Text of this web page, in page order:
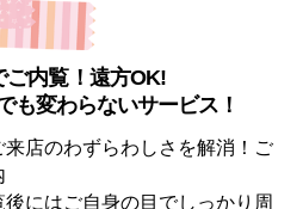
ご内覧！遠方OK!
も変わらないサービス！
来店のわずらわしさを解消！ご
後にはご自身の目でしっかり周